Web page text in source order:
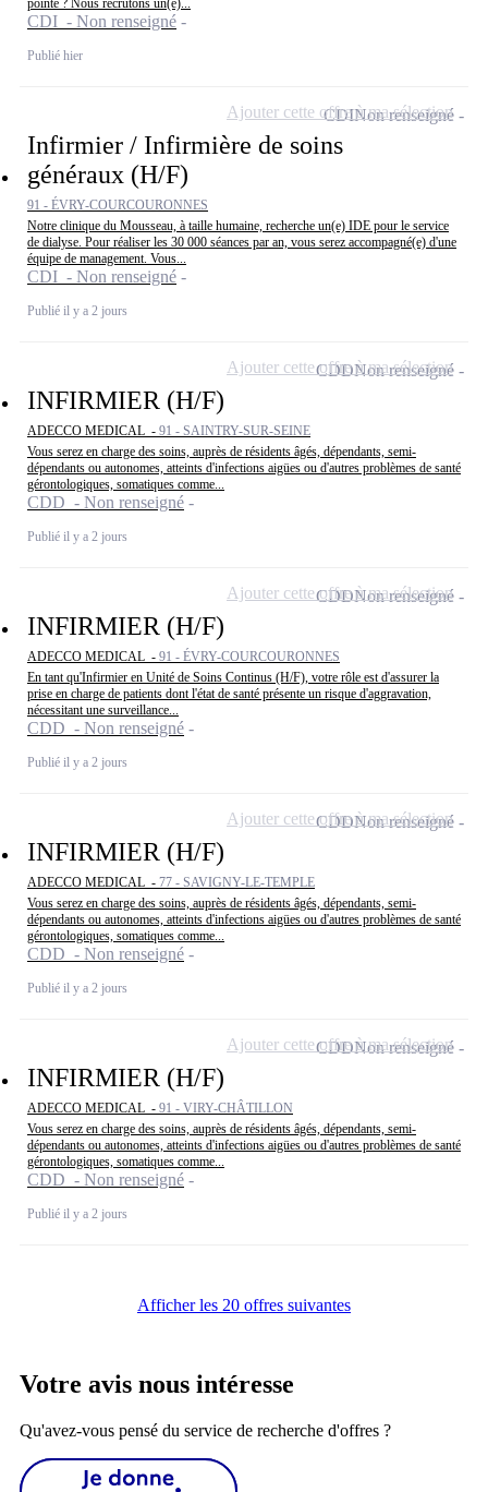
pointe ? Nous recrutons un(e)...
CDI - Non renseigné
Publié hier
Infirmier / Infirmière de soins
généraux (H/F)
91 - ÉVRY-COURCOURONNES
Notre clinique du Mousseau, à taille humaine, recherche un(e) IDE pour le service
de dialyse. Pour réaliser les 30 000 séances par an, vous serez accompagné(e) d'une
équipe de management. Vous...
CDI - Non renseigné
Publié il y a 2 jours
CDINon renseigné
Ajouter cette offre à ma sélection
INFIRMIER (H/F)
ADECCO MEDICAL - 91 - SAINTRY-SUR-SEINE
Vous serez en charge des soins, auprès de résidents âgés, dépendants, semi-
dépendants ou autonomes, atteints d'infections aigües ou d'autres problèmes de santé
gérontologiques, somatiques comme...
CDD - Non renseigné
Publié il y a 2 jours
CDDNon renseigné
Ajouter cette offre à ma sélection
INFIRMIER (H/F)
ADECCO MEDICAL - 91 - ÉVRY-COURCOURONNES
En tant qu'Infirmier en Unité de Soins Continus (H/F), votre rôle est d'assurer la
prise en charge de patients dont l'état de santé présente un risque d'aggravation,
nécessitant une surveillance...
CDD - Non renseigné
Publié il y a 2 jours
CDDNon renseigné
Ajouter cette offre à ma sélection
INFIRMIER (H/F)
ADECCO MEDICAL - 77 - SAVIGNY-LE-TEMPLE
Vous serez en charge des soins, auprès de résidents âgés, dépendants, semi-
dépendants ou autonomes, atteints d'infections aigües ou d'autres problèmes de santé
gérontologiques, somatiques comme...
CDD - Non renseigné
Publié il y a 2 jours
CDDNon renseigné
Ajouter cette offre à ma sélection
INFIRMIER (H/F)
ADECCO MEDICAL - 91 - VIRY-CHÂTILLON
Vous serez en charge des soins, auprès de résidents âgés, dépendants, semi-
dépendants ou autonomes, atteints d'infections aigües ou d'autres problèmes de santé
gérontologiques, somatiques comme...
CDD - Non renseigné
Publié il y a 2 jours
CDDNon renseigné
Ajouter cette offre à ma sélection
Afficher les 20 offres suivantes
Votre avis nous intéresse
Qu'avez-vous pensé du service de recherche d'offres ?